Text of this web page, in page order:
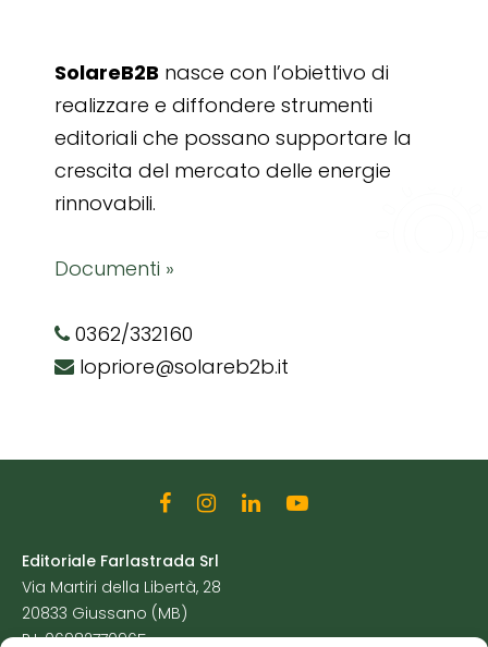
SolareB2B nasce con l’obiettivo di
realizzare e diffondere strumenti
editoriali che possano supportare la
crescita del mercato delle energie
rinnovabili.
Documenti »
0362/332160
lopriore@solareb2b.it
Editoriale Farlastrada Srl
Via Martiri della Libertà, 28
20833 Giussano (MB)
P.I. 06982770965